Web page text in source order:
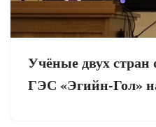
Учёные двух стран
ГЭС «Эгийн-Гол»